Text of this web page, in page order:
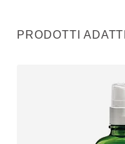
PRODOTTI ADATTI